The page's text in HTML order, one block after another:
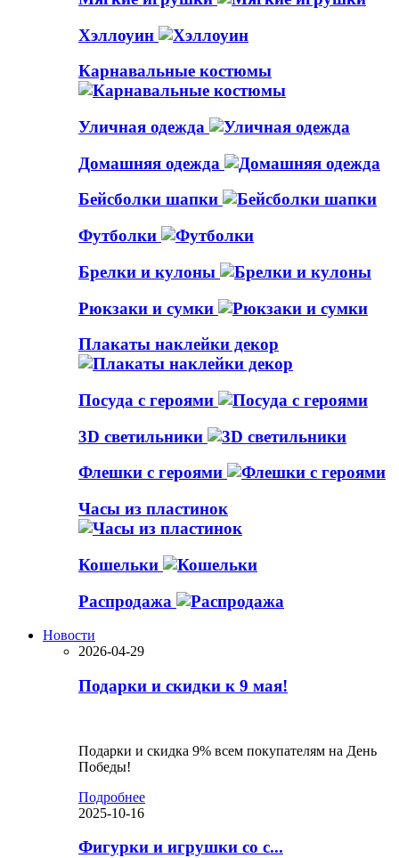
Хэллоуин
Карнавальные костюмы
Уличная одежда
Домашняя одежда
Бейсболки шапки
Футболки
Брелки и кулоны
Рюкзаки и сумки
Плакаты наклейки декор
Посуда с героями
3D светильники
Флешки с героями
Часы из пластинок
Кошельки
Распродажа
Новости
2026-04-29
Подарки и скидки к 9 мая!
Подарки и скидка 9% всем покупателям на День
Победы!
Подробнее
2025-10-16
Фигурки и игрушки со с...